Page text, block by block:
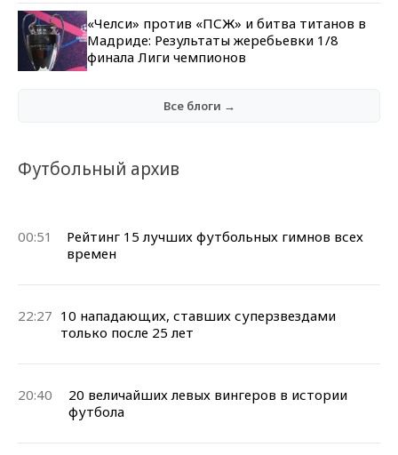
«Челси» против «ПСЖ» и битва титанов в
Мадриде: Результаты жеребьевки 1/8
финала Лиги чемпионов
Все блоги →
Футбольный архив
00:51
Рейтинг 15 лучших футбольных гимнов всех
времен
22:27 10 нападающих, ставших суперзвездами
только после 25 лет
20:40
20 величайших левых вингеров в истории
футбола